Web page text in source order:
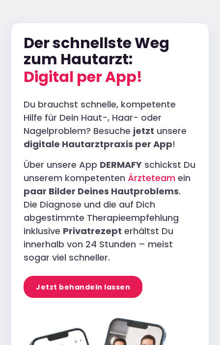
Der schnellste Weg
zum Hautarzt:
Digital per App!
Du brauchst schnelle, kompetente
Hilfe für Dein Haut-, Haar- oder
Nagelproblem? Besuche jetzt unsere
digitale Hautarztpraxis per App!
Über unsere App DERMAFY schickst Du
unserem kompetenten Ärzteteam ein
paar Bilder Deines Hautproblems.
Die Diagnose und die auf Dich
abgestimmte Therapieempfehlung
inklusive Privatrezept erhältst Du
innerhalb von 24 Stunden – meist
sogar viel schneller.
Jetzt behandeln lassen